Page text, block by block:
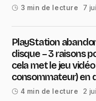
3 min de lecture 7
PlayStation
disque – 3 raisons
cela met le jeu
consommateur) en
4 min de lecture 2